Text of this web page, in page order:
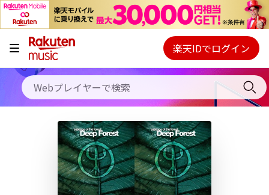
キャンペーン
料金プラン
使い方
初回30日間無料お試し
Webプレイヤー
ご契約内容の確認・変更
楽天IDでログイン